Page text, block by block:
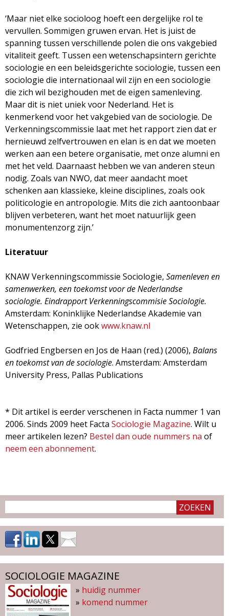
‘Maar niet elke socioloog hoeft een dergelijke rol te
vervullen. Sommigen gruwen ervan. Het is juist de
spanning tussen verschillende polen die ons vakgebied
vitaliteit geeft. Tussen een wetenschapsintern gerichte
sociologie en een beleidsgerichte sociologie, tussen een
sociologie die internationaal wil zijn en een sociologie
die zich wil bezighouden met de eigen samenleving.
Maar dit is niet uniek voor Nederland. Het is
kenmerkend voor het vakgebied van de sociologie. De
Verkenningscommissie laat met het rapport zien dat er
hernieuwd zelfvertrouwen en elan is en dat we moeten
werken aan een betere organisatie, met onze alumni en
met het veld. Daarnaast hebben we van anderen steun
nodig. Zoals van NWO, dat meer aandacht moet
schenken aan klassieke, kleine disciplines, zoals ook
politicologie en antropologie. Mits die zich aantoonbaar
blijven verbeteren, want het moet natuurlijk geen
monumentenzorg zijn.’
Literatuur
KNAW Verkenningscommissie Sociologie, Samenleven en
samenwerken, een toekomst voor de Nederlandse
sociologie. Eindrapport Verkenningscommisie Sociologie.
Amsterdam: Koninklijke Nederlandse Akademie van
Wetenschappen, zie ookwww.knaw.nl
Godfried Engbersen en Jos de Haan (red.) (2006), Balans
en toekomst van de sociologie. Amsterdam: Amsterdam
University Press, Pallas Publications
* Dit artikel is eerder verschenen in Facta nummer 1 van
2006. Sinds 2009 heet Facta Sociologie Magazine. Wilt u
meer artikelen lezen? Bestel dan oude nummers na of
neem een abonnement.
SOCIOLOGIE MAGAZINE
» huidig nummer
» komend nummer